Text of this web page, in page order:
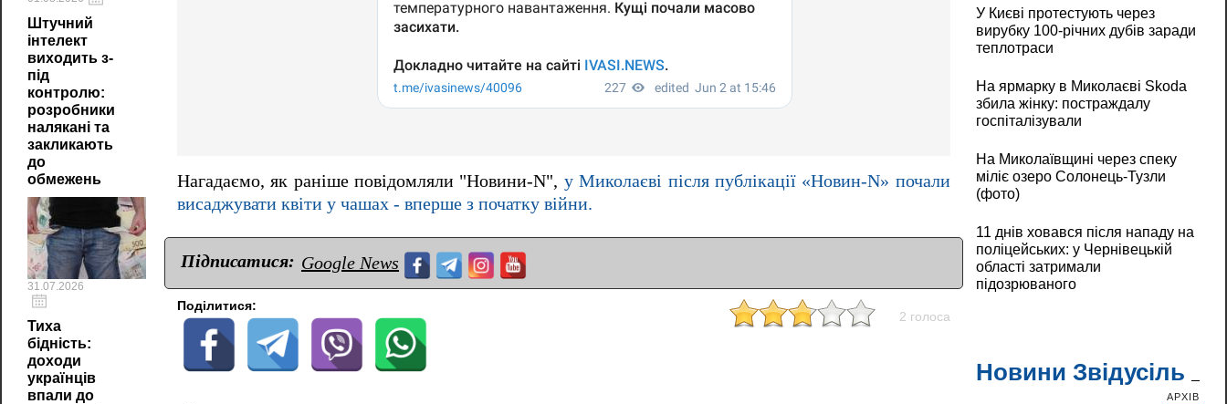
Штучний
інтелект
виходить з-
під
контролю:
розробники
налякані та
закликають
до
обмежень
31.07.2026
Тиха
бідність:
доходи
українців
впали до
Нагадаємо, як раніше повідомляли "Новини-N", у Миколаєві після публікації «Новин-N» почали
висаджувати квіти у чашах - вперше з початку війни.
Підписатися: Google News
Поділитися:
2 голоса
У Києві протестують через
вирубку 100-річних дубів заради
теплотраси
На ярмарку в Миколаєві Skoda
збила жінку: постраждалу
госпіталізували
На Миколаївщині через спеку
міліє озеро Солонець-Тузли
(фото)
11 днів ховався після нападу на
поліцейських: у Чернівецькій
області затримали
підозрюваного
Новини Звідусіль
АРХІВ